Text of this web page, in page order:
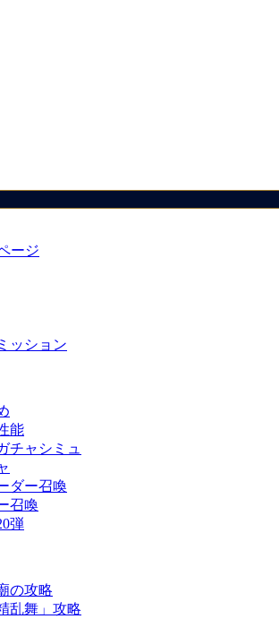
ージ
ッション
能
チャシミュ
ダー召喚
召喚
弾
の攻略
乱舞」攻略